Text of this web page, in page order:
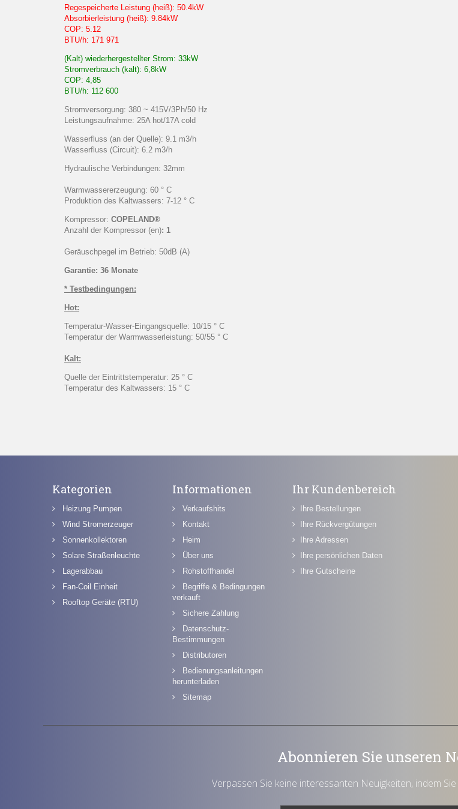
Regespeicherte Leistung (heiß): 50.4kW
Absorbierleistung (heiß): 9.84kW
COP: 5.12
BTU/h: 171 971
(Kalt) wiederhergestellter Strom: 33kW
Stromverbrauch (kalt): 6,8kW
COP: 4,85
BTU/h: 112 600
Stromversorgung: 380 ~ 415V/3Ph/50 Hz
Leistungsaufnahme: 25A hot/17A cold
Wasserfluss (an der Quelle): 9.1 m3/h
Wasserfluss (Circuit): 6.2 m3/h
Hydraulische Verbindungen: 32mm
Warmwassererzeugung: 60 ° C
Produktion des Kaltwassers: 7-12 ° C
Kompressor: COPELAND®
Anzahl der Kompressor (en): 1
Geräuschpegel im Betrieb: 50dB (A)
Garantie: 36 Monate
* Testbedingungen:
Hot:
Temperatur-Wasser-Eingangsquelle: 10/15 ° C
Temperatur der Warmwasserleistung: 50/55 ° C
Kalt:
Quelle der Eintrittstemperatur: 25 ° C
Temperatur des Kaltwassers: 15 ° C
Kategorien
Heizung Pumpen
Wind Stromerzeuger
Sonnenkollektoren
Solare Straßenleuchte
Lagerabbau
Fan-Coil Einheit
Rooftop Geräte (RTU)
Informationen
Verkaufshits
Kontakt
Heim
Über uns
Rohstoffhandel
Begriffe & Bedingungen
verkauft
Sichere Zahlung
Datenschutz-
Bestimmungen
Distributoren
Bedienungsanleitungen
herunterladen
Sitemap
Ihr Kundenbereich
Ihre Bestellungen
Ihre Rückvergütungen
Ihre Adressen
Ihre persönlichen Daten
Ihre Gutscheine
Abonnieren Sie unseren
Verpassen Sie keine interessanten Neuigkeiten, indem